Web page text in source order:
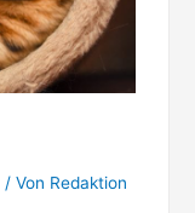
/ Von Redaktion